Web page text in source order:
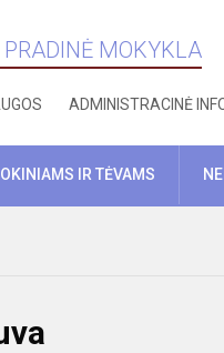
MOKYKLA
ADMINISTRACINĖ
IR TĖVAMS